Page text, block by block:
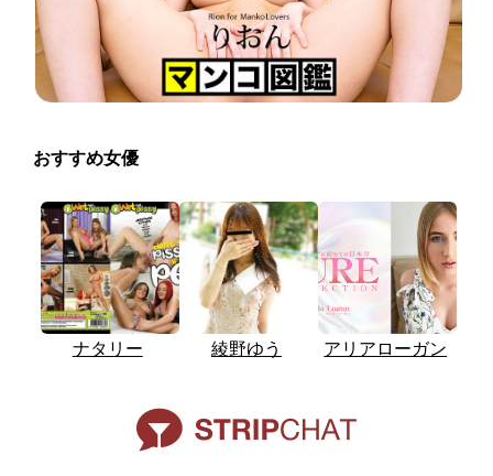
おすすめ女優
ナタリー 綾野ゆう アリアローガン